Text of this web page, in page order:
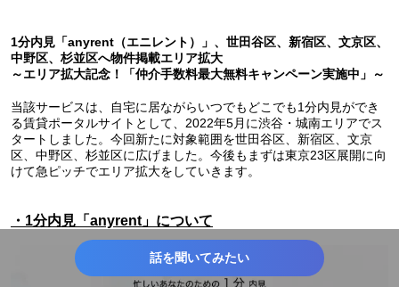
1分内見「anyrent（エニレント）」、世田谷区、新宿区、文京区、
中野区、杉並区へ物件掲載エリア拡大
～エリア拡大記念！「仲介手数料最大無料キャンペーン実施中」～
当該サービスは、自宅に居ながらいつでもどこでも1分内見ができ
る賃貸ポータルサイトとして、2022年5月に渋谷・城南エリアでス
タートしました。今回新たに対象範囲を世田谷区、新宿区、文京
区、中野区、杉並区に広げました。今後もまずは東京23区展開に向
けて急ピッチでエリア拡大をしていきます。
・1分内見「anyrent」について
話を聞いてみたい